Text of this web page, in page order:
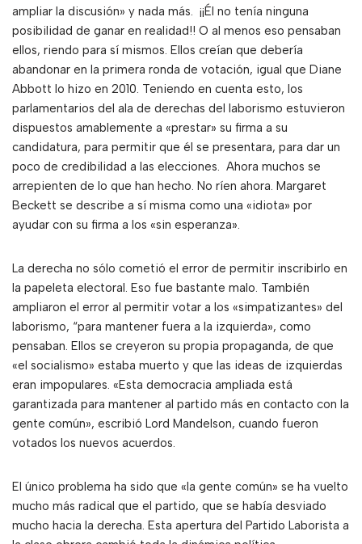
ampliar la discusión» y nada más. ¡¡Él no tenía ninguna
posibilidad de ganar en realidad!! O al menos eso pensaban
ellos, riendo para sí mismos. Ellos creían que debería
abandonar en la primera ronda de votación, igual que Diane
Abbott lo hizo en 2010. Teniendo en cuenta esto, los
parlamentarios del ala de derechas del laborismo estuvieron
dispuestos amablemente a «prestar» su firma a su
candidatura, para permitir que él se presentara, para dar un
poco de credibilidad a las elecciones. Ahora muchos se
arrepienten de lo que han hecho. No ríen ahora. Margaret
Beckett se describe a sí misma como una «idiota» por
ayudar con su firma a los «sin esperanza».
La derecha no sólo cometió el error de permitir inscribirlo en
la papeleta electoral. Eso fue bastante malo. También
ampliaron el error al permitir votar a los «simpatizantes» del
laborismo, “para mantener fuera a la izquierda», como
pensaban. Ellos se creyeron su propia propaganda, de que
«el socialismo» estaba muerto y que las ideas de izquierdas
eran impopulares. «Esta democracia ampliada está
garantizada para mantener al partido más en contacto con la
gente común», escribió Lord Mandelson, cuando fueron
votados los nuevos acuerdos.
El único problema ha sido que «la gente común» se ha vuelto
mucho más radical que el partido, que se había desviado
mucho hacia la derecha. Esta apertura del Partido Laborista a